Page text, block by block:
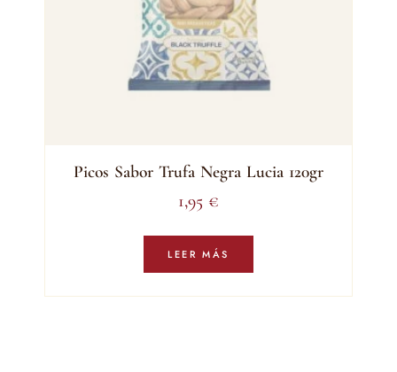
Picos Sabor Trufa Negra Lucia 120gr
1,95 €
LEER MÁS